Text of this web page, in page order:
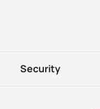
Security